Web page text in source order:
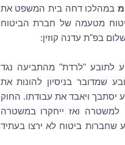
במהלכו דחה בית המשפט את
מטעמה של חברת הביטוח
בפ"ת עדנה קוזין:
לתובע "לרדת" מהתביעה נגד
שמדובר בניסיון להונות את
ויאבד את עבודתו. החוק
למשטרה ואז ייחקרו במשטרה
שחברות ביטוח לא ירצו בעתיד